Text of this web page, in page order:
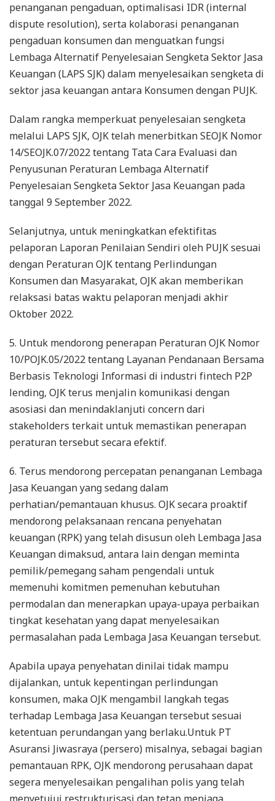
penanganan pengaduan, optimalisasi IDR (internal
dispute resolution), serta kolaborasi penanganan
pengaduan konsumen dan menguatkan fungsi
Lembaga Alternatif Penyelesaian Sengketa Sektor Jasa
Keuangan (LAPS SJK) dalam menyelesaikan sengketa di
sektor jasa keuangan antara Konsumen dengan PUJK.
Dalam rangka memperkuat penyelesaian sengketa
melalui LAPS SJK, OJK telah menerbitkan SEOJK Nomor
14/SEOJK.07/2022 tentang Tata Cara Evaluasi dan
Penyusunan Peraturan Lembaga Alternatif
Penyelesaian Sengketa Sektor Jasa Keuangan pada
tanggal 9 September 2022.
Selanjutnya, untuk meningkatkan efektifitas
pelaporan Laporan Penilaian Sendiri oleh PUJK sesuai
dengan Peraturan OJK tentang Perlindungan
Konsumen dan Masyarakat, OJK akan memberikan
relaksasi batas waktu pelaporan menjadi akhir
Oktober 2022.
5. Untuk mendorong penerapan Peraturan OJK Nomor
10/POJK.05/2022 tentang Layanan Pendanaan Bersama
Berbasis Teknologi Informasi di industri fintech P2P
lending, OJK terus menjalin komunikasi dengan
asosiasi dan menindaklanjuti concern dari
stakeholders terkait untuk memastikan penerapan
peraturan tersebut secara efektif.
6. Terus mendorong percepatan penanganan Lembaga
Jasa Keuangan yang sedang dalam
perhatian/pemantauan khusus. OJK secara proaktif
mendorong pelaksanaan rencana penyehatan
keuangan (RPK) yang telah disusun oleh Lembaga Jasa
Keuangan dimaksud, antara lain dengan meminta
pemilik/pemegang saham pengendali untuk
memenuhi komitmen pemenuhan kebutuhan
permodalan dan menerapkan upaya-upaya perbaikan
tingkat kesehatan yang dapat menyelesaikan
permasalahan pada Lembaga Jasa Keuangan tersebut.
Apabila upaya penyehatan dinilai tidak mampu
dijalankan, untuk kepentingan perlindungan
konsumen, maka OJK mengambil langkah tegas
terhadap Lembaga Jasa Keuangan tersebut sesuai
ketentuan perundangan yang berlaku.Untuk PT
Asuransi Jiwasraya (persero) misalnya, sebagai bagian
pemantauan RPK, OJK mendorong perusahaan dapat
segera menyelesaikan pengalihan polis yang telah